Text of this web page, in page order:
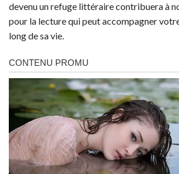
devenu un refuge littéraire contribuera à
pour la lecture qui peut accompagner
long de sa vie.